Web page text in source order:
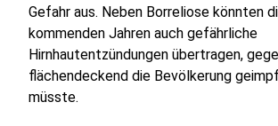
Gefahr aus. Neben Borreliose könnten
kommenden Jahren auch gefährliche
Hirnhautentzündungen übertragen,
flächendeckend die Bevölkerung
müsste.